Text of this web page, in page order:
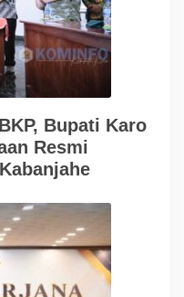
Bupati Karo
Resmi